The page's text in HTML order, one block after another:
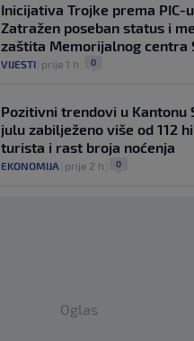
Inicijativa Trojke prema PIC-
Zatražen poseban status i
zaštita Memorijalnog centra
VIJESTI prije 1 h 0
Pozitivni trendovi u Kantonu
julu zabilježeno više od 112
turista i rast broja noćenja
EKONOMIJA prije 2 h 0
Oglas